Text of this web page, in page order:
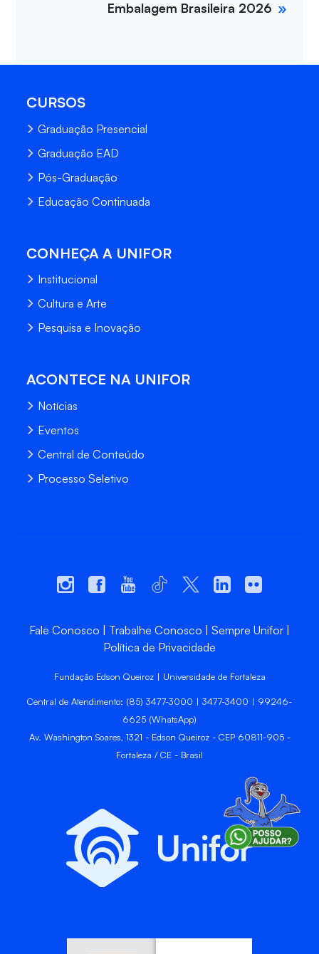
Embalagem Brasileira 2026
CURSOS
Graduação Presencial
Graduação EAD
Pós-Graduação
Educação Continuada
CONHEÇA A UNIFOR
Institucional
Cultura e Arte
Pesquisa e Inovação
ACONTECE NA UNIFOR
Notícias
Eventos
Central de Conteúdo
Processo Seletivo
Fale Conosco Trabalhe Conosco
Sempre Unifor
Política de Privacidade
Fundação Edson Queiroz | Universidade de Fortaleza
Central de Atendimento: (85) 3477-3000 | 3477-3400 | 99246-
6625 (WhatsApp)
Av. Washington Soares, 1321 - Edson Queiroz - CEP 60811-905 -
Fortaleza / CE - Brasil